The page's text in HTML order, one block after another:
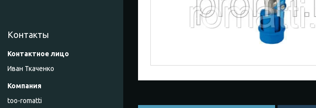
Контакты
Иван Ткаченко
too-romatti